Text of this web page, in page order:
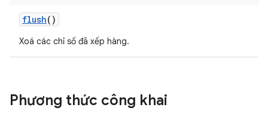
flush()
Xoá các chỉ số đã xếp hàng.
Phương thức công khai